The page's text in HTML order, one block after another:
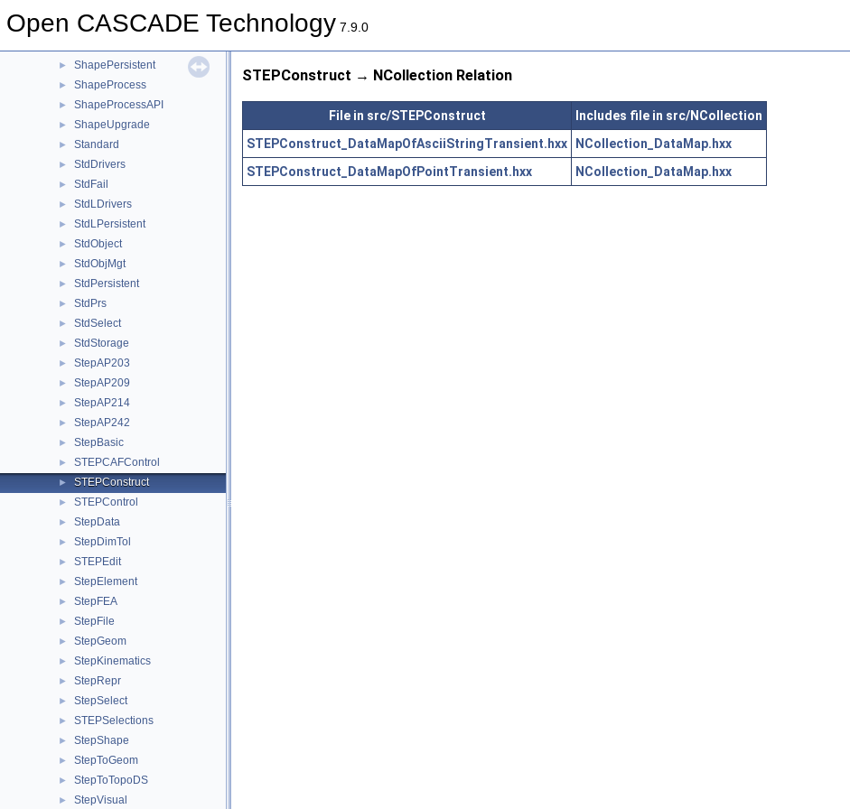
Open CASCADE Technology 7.9.0
► ShapeExtend
► ShapePersistent
► ShapeProcess
► ShapeProcessAPI
► ShapeUpgrade
► Standard
► StdDrivers
► StdFail
► StdLDrivers
► StdLPersistent
► StdObject
► StdObjMgt
► StdPersistent
► StdPrs
► StdSelect
► StdStorage
► StepAP203
► StepAP209
► StepAP214
► StepAP242
► StepBasic
► STEPCAFControl
► STEPConstruct
► STEPControl
► StepData
► StepDimTol
► STEPEdit
► StepElement
► StepFEA
► StepFile
► StepGeom
► StepKinematics
► StepRepr
► StepSelect
► STEPSelections
► StepShape
► StepToGeom
► StepToTopoDS
► StepVisual
STEPConstruct → NCollection Relation
File in src/STEPConstruct
Includes file in src/NCollection
STEPConstruct_DataMapOfAsciiStringTransient.hxx
NCollection_DataMap.hxx
STEPConstruct_DataMapOfPointTransient.hxx
NCollection_DataMap.hxx